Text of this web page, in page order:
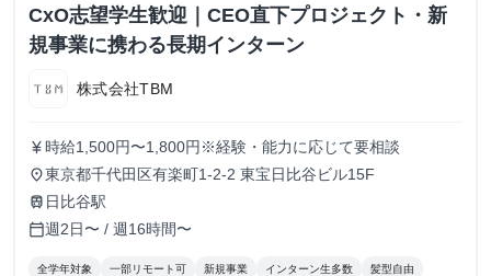
CxO志望学生歓迎｜CEO直下プロジェクト・新
規事業に携わる長期インターン
株式会社TBM
currency_yen 時給1,500円〜1,800円※経験・能力に応じて要相談
place東京都千代田区有楽町1-2-2 東宝日比谷ビル15F
train 日比谷駅
calendar_today週2日〜 / 週16時間〜
全学年対象 一部リモート可 新規事業 インターン生多数 髪型自由